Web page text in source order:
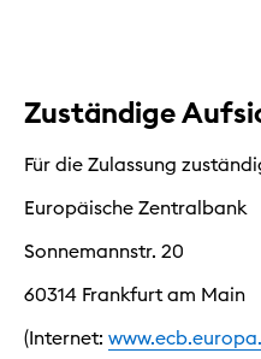
Zuständige
Für die Zulassung
Europäische Zentralbank
Sonnemannstr. 20
60314 Frankfurt am Main
(Internet: